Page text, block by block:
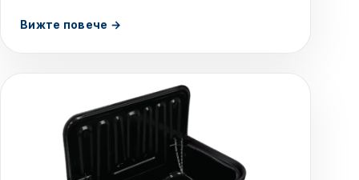
Дебелина на стоманата на мивката 1 мм
Включит. профил гръб…
Вижте повече →